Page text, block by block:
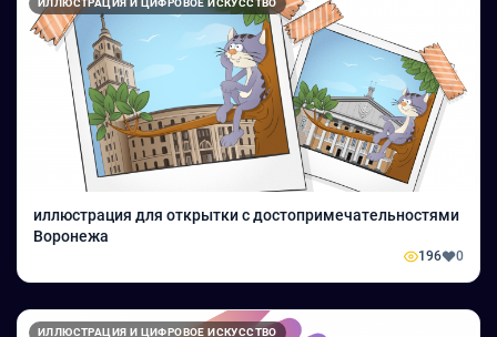
ИЛЛЮСТРАЦИЯ И ЦИФРОВОЕ ИСКУССТВО
иллюстрация для открытки с достопримечательностями
Воронежа
196 0
ИЛЛЮСТРАЦИЯ И ЦИФРОВОЕ ИСКУССТВО